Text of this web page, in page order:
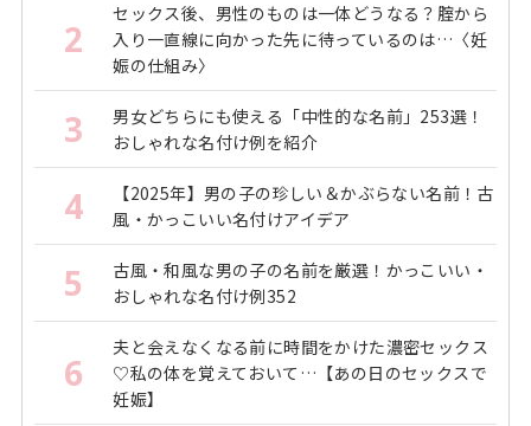
2
セックス後、男性のものは一体どうなる？腟から
入り一直線に向かった先に待っているのは…〈妊
娠の仕組み〉
3
男女どちらにも使える「中性的な名前」253選！
おしゃれな名付け例を紹介
4
【2025年】男の子の珍しい＆かぶらない名前！古
風・かっこいい名付けアイデア
5
古風・和風な男の子の名前を厳選！かっこいい・
おしゃれな名付け例352
6
夫と会えなくなる前に時間をかけた濃密セックス
♡私の体を覚えておいて…【あの日のセックスで
妊娠】